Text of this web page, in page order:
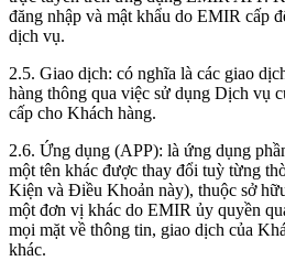
đăng nhập và mật khẩu do EMIR cấp
dịch vụ.
2.5. Giao dịch: có nghĩa là các giao
hàng thông qua việc sử dụng Dịch vụ
cấp cho Khách hàng.
2.6. Ứng dụng (APP): là ứng dụng
một tên khác được thay đổi tuỳ từng
Kiện và Điều Khoản này), thuộc sở
một đơn vị khác do EMIR ủy quyền
mọi mặt về thông tin, giao dịch của
khác.